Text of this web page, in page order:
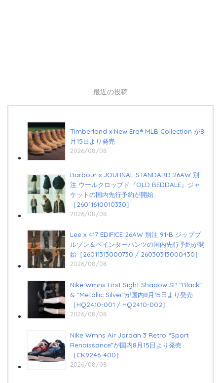
最近の投稿
Timberland x New Era®︎ MLB Collection が8
月15日より発売
2026/08/08
Barbour x JOURNAL STANDARD 26AW 別
注 ウールクロップド『OLD BEDDALE』ジャ
ケットの国内先行予約が開始
［26011610010330］
2026/08/08
Lee x 417 EDIFICE 26AW 別注 91-B ジップブ
ルゾン＆ペインターパンツの国内先行予約が開
始［26011313000730 / 26030313000430］
2026/08/08
Nike Wmns First Sight Shadow SP “Black”
& “Metallic Silver”が国内8月15日より発売
［HQ2410-001 / HQ2410-002］
2026/08/08
Nike Wmns Air Jordan 3 Retro “Sport
Renaissance”が国内8月15日より発売
［CK9246-400］
2026/08/08